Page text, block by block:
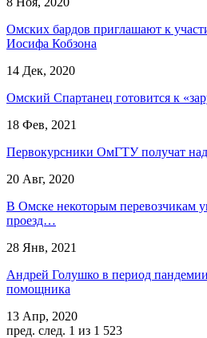
Омских бардов приглашают к
Иосифа Кобзона
14 Дек, 2020
Омский Спартанец готовится к
18 Фев, 2021
Первокурсники ОмГТУ получат
20 Авг, 2020
В Омске некоторым перевозчикам
проезд…
28 Янв, 2021
Андрей Голушко в период
помощника
13 Апр, 2020
пред. след. 1 из 1 523